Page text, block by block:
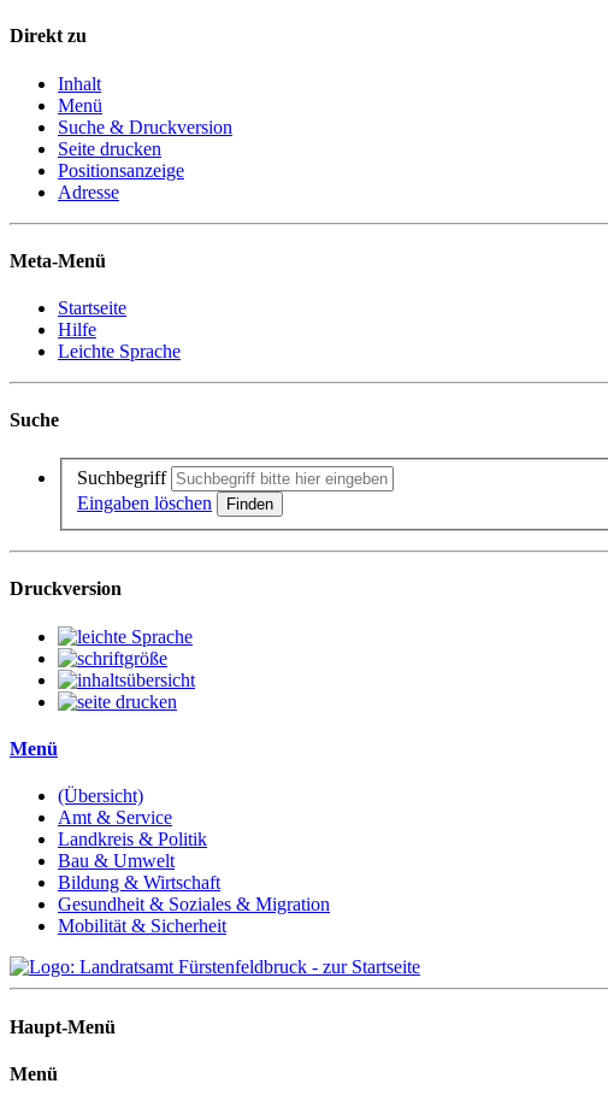
Direkt zu
Inhalt
Menü
Suche & Druckversion
Seite drucken
Positionsanzeige
Adresse
Meta-Menü
Startseite
Hilfe
Leichte Sprache
Suche
Suchbegriff
Eingaben löschen
Druckversion
Menü
(Übersicht)
Amt & Service
Landkreis & Politik
Bau & Umwelt
Bildung & Wirtschaft
Gesundheit & Soziales & Migration
Mobilität & Sicherheit
Haupt-Menü
Menü